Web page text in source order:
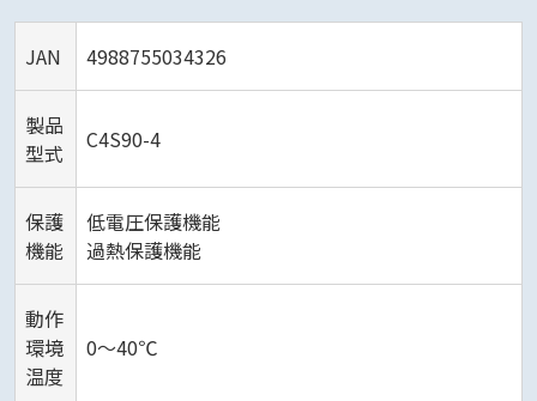
JAN 4988755034326
製品
型式
C4S90-4
保護
機能
低電圧保護機能
過熱保護機能
動作
環境
温度
0～40℃